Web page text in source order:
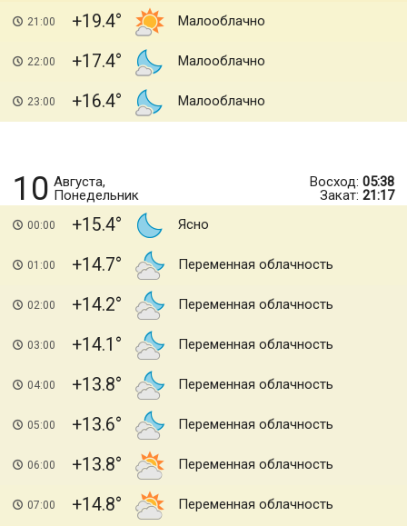
21:00 +19.4 Малооблачно
22:00 +17.4 Малооблачно
23:00 +16.4 Малооблачно
10 Августа,
Понедельник
Восход: 05:38
Закат: 21:17
00:00 +15.4 Ясно
01:00 +14.7 Переменная облачность
02:00 +14.2 Переменная облачность
03:00 +14.1 Переменная облачность
04:00 +13.8 Переменная облачность
05:00 +13.6 Переменная облачность
06:00 +13.8 Переменная облачность
07:00 +14.8 Переменная облачность